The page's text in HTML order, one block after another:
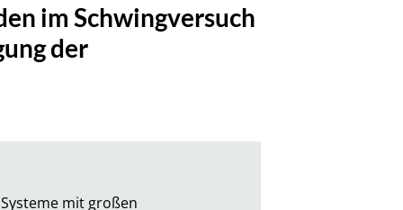
im Schwingversuch
der
mit großen